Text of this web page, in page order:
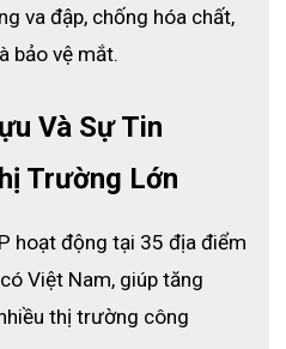
mủ cao su
EN 374 JKTP 21 CFR
va đập, chống hóa chất,
bảo vệ mắt.
Và Sự Tin
Trường Lớn
hoạt động tại 35 địa điểm
Việt Nam, giúp tăng
thị trường công